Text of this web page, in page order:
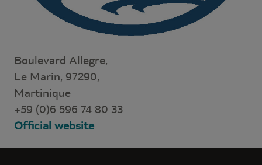
Boulevard Allegre,
Le Marin, 97290,
Martinique
+59 (0)6 596 74 80 33
Official website